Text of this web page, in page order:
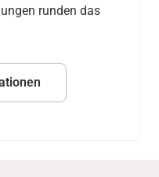
runden das